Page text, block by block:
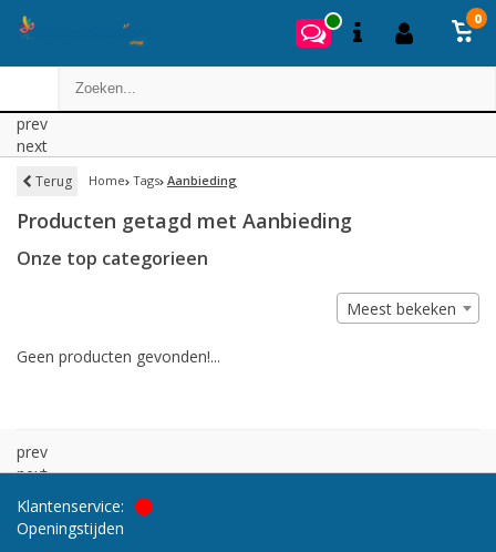
0
prev
next
Terug Home Tags Aanbieding
Producten getagd met Aanbieding
Onze top categorieen
Meest bekeken
Geen producten gevonden!...
prev
next
Klantenservice:
Openingstijden